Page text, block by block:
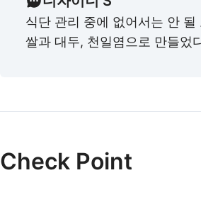
식단 관리 중에 없어서는 안
쌀과 대두, 천일염으로 만들었
Check Point